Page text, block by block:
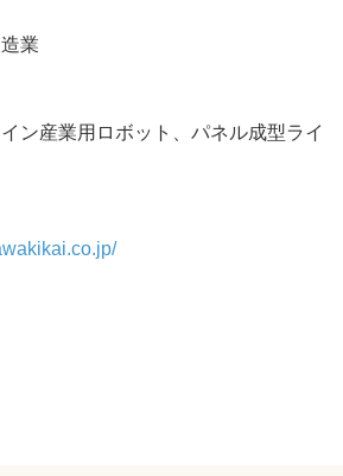
業
ン産業用ロボット、パネル成型ライ